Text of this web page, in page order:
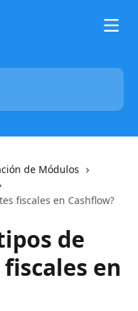
de Módulos
fiscales en Cashflow?
de
en